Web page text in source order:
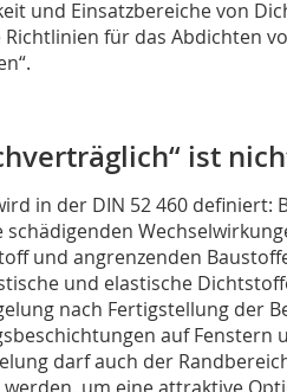
und Einsatzbereiche von
Richtlinien für das Abdichten
ist
in der DIN 52 460
und angrenzenden
und elastische
nach Fertigstellung der
auf
darf auch der